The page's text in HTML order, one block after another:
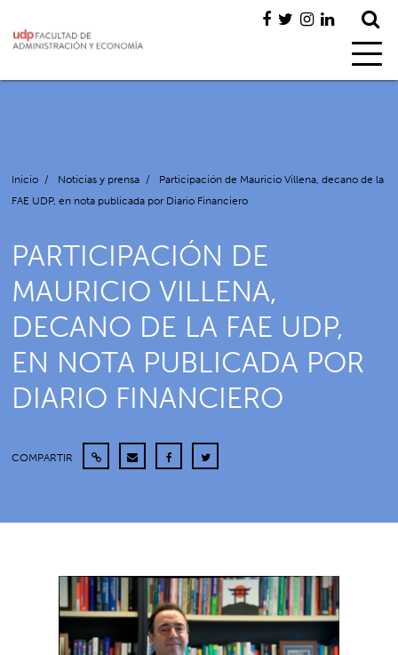
Inicio / Noticias y prensa /
Participación de Mauricio Villena, decano de la
FAE UDP, en nota publicada por Diario Financiero
PARTICIPACIÓN DE
MAURICIO VILLENA,
DECANO DE LA FAE UDP,
EN NOTA PUBLICADA POR
DIARIO FINANCIERO
COMPARTIR